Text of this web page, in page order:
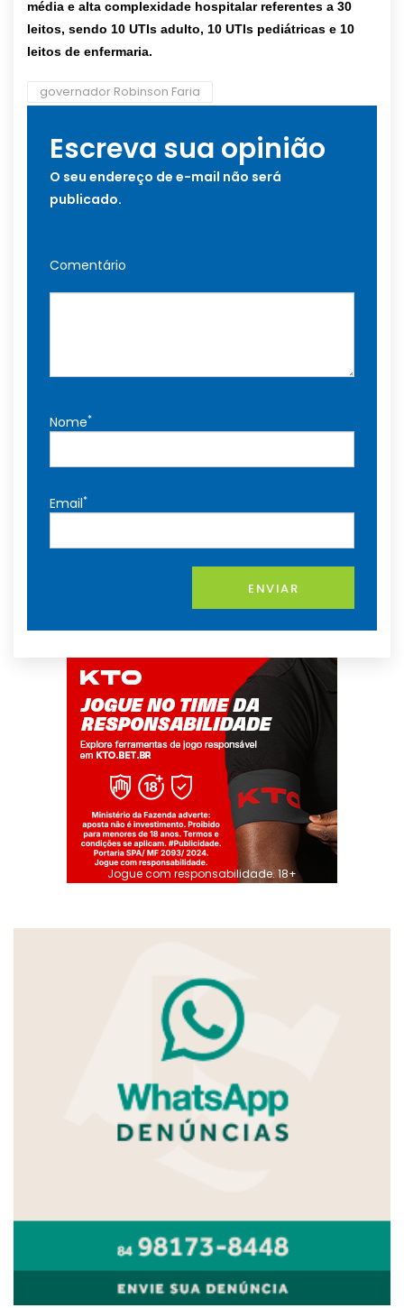
média e alta complexidade hospitalar referentes a 30
leitos, sendo 10 UTIs adulto, 10 UTIs pediátricas e 10
leitos de enfermaria.
governador Robinson Faria
Escreva sua opinião
O seu endereço de e-mail não será
publicado.
Comentário
Nome*
Email*
ENVIAR
Jogue com responsabilidade. 18+